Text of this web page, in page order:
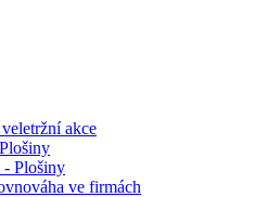
akce
Plošiny
ve firmách